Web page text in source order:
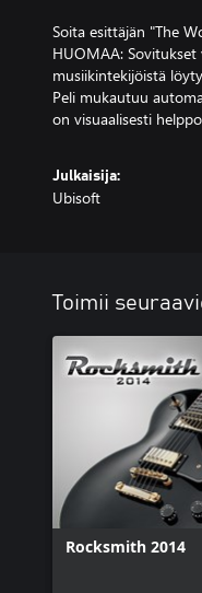
Soita esittäjän "The
HUOMAA:
musiikintekijöistä
Peli mukautuu
on visuaalisesti
Julkaisija:
Ubisoft
Toimii
Rocksmith 2014